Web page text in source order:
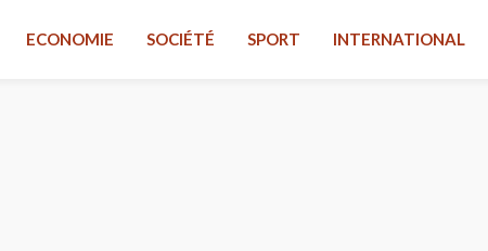
ECONOMIE SOCIÉTÉ SPORT INTERNATIONAL